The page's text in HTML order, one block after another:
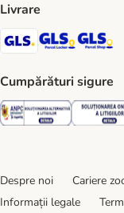
Livrare
GLS Shipping
GLS
Cumpărături sigure
Security
Despre noi Cariere
Informații legale